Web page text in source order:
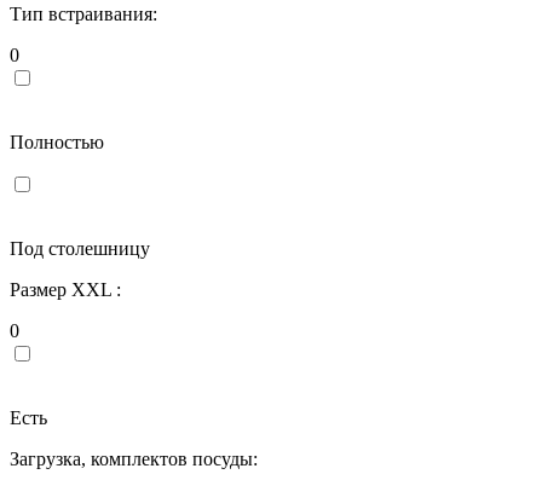
Тип встраивания:
0
Полностью
Под столешницу
Размер XXL :
0
Есть
Загрузка, комплектов посуды: